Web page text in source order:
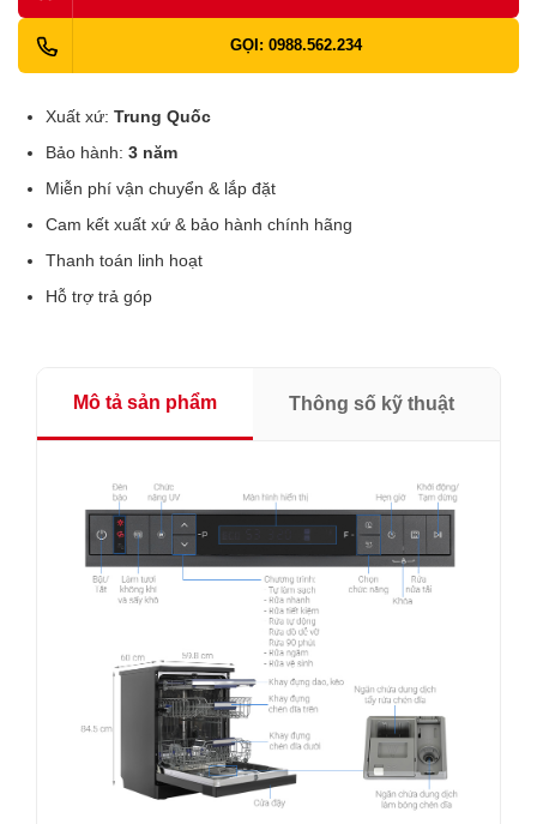
GỌI: 0988.562.234
Xuất xứ: Trung Quốc
Bảo hành: 3 năm
Miễn phí vận chuyển & lắp đặt
Cam kết xuất xứ & bảo hành chính hãng
Thanh toán linh hoạt
Hỗ trợ trả góp
Mô tả sản phẩm Thông số kỹ thuật